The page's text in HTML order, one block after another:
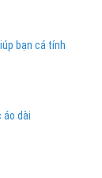
bạn cá tính
áo dài